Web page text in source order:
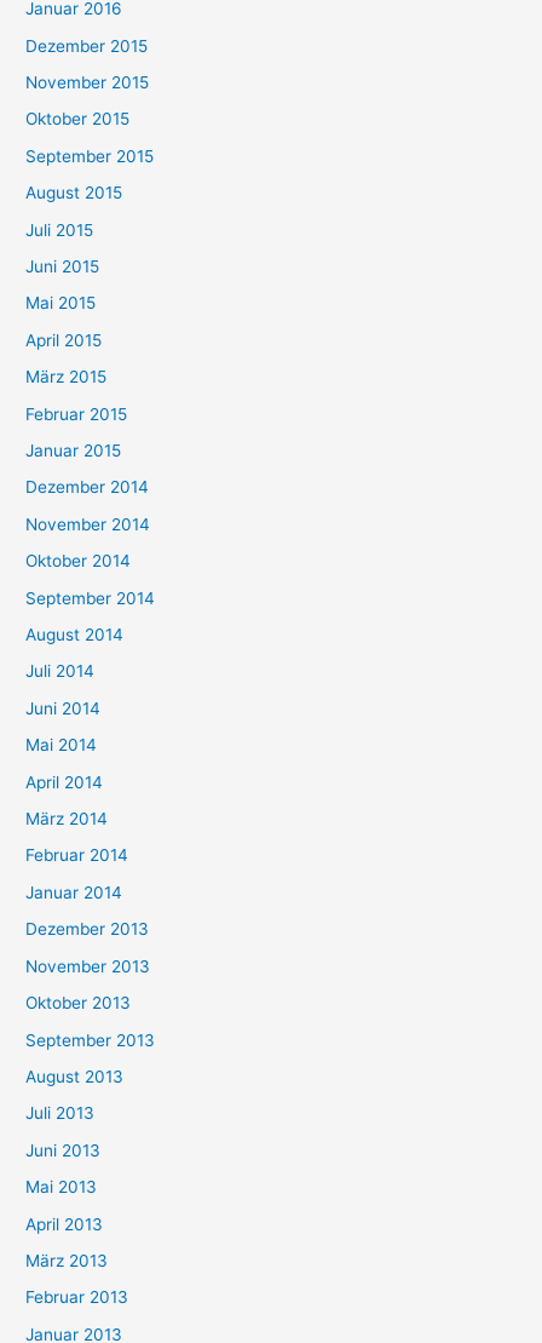
Januar 2016
Dezember 2015
November 2015
Oktober 2015
September 2015
August 2015
Juli 2015
Juni 2015
Mai 2015
April 2015
März 2015
Februar 2015
Januar 2015
Dezember 2014
November 2014
Oktober 2014
September 2014
August 2014
Juli 2014
Juni 2014
Mai 2014
April 2014
März 2014
Februar 2014
Januar 2014
Dezember 2013
November 2013
Oktober 2013
September 2013
August 2013
Juli 2013
Juni 2013
Mai 2013
April 2013
März 2013
Februar 2013
Januar 2013